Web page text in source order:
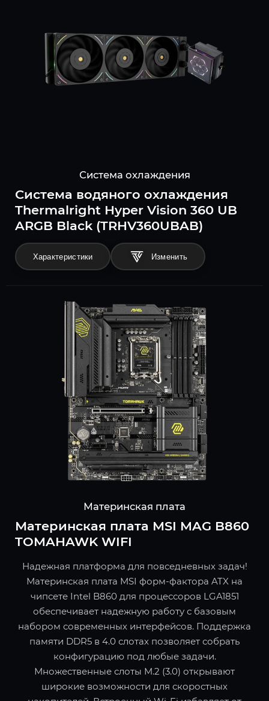
Система охлаждения
Система водяного охлаждения
Thermalright Hyper Vision 360 UB
ARGB Black (TRHV360UBAB)
Характеристики
Материнская плата
Материнская плата MSI MAG B860
TOMAHAWK WIFI
Надежная платформа для повседневных задач!
Материнская плата MSI форм-фактора ATX на
чипсете Intel B860 для процессоров LGA1851
обеспечивает надежную работу с базовым
набором современных интерфейсов. Поддержка
памяти DDR5 в 4.0 слотах позволяет собрать
конфигурацию под любые задачи.
Множественные слоты M.2 (3.0) открывают
широкие возможности для скоростных